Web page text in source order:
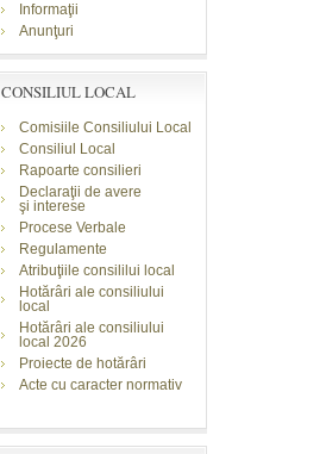
Informaţii
Anunţuri
CONSILIUL LOCAL
Comisiile Consiliului Local
Consiliul Local
Rapoarte consilieri
Declaraţii de avere
şi interese
Procese Verbale
Regulamente
Atribuţiile consililui local
Hotărâri ale consiliului
local
Hotărâri ale consiliului
local 2026
Proiecte de hotărâri
Acte cu caracter normativ